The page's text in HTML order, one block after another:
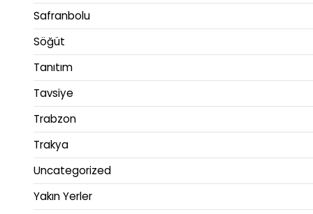
Safranbolu
Söğüt
Tanıtım
Tavsiye
Trabzon
Trakya
Uncategorized
Yakın Yerler